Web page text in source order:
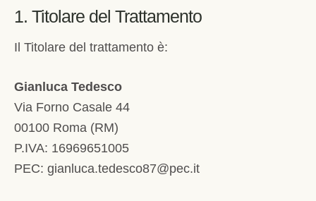
1. Titolare del Trattamento
Il Titolare del trattamento è:
Gianluca Tedesco
Via Forno Casale 44
00100 Roma (RM)
P.IVA: 16969651005
PEC: gianluca.tedesco87@pec.it